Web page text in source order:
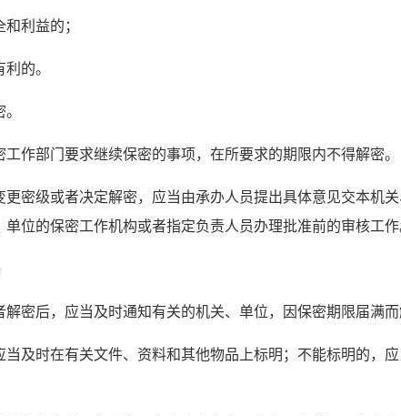
利益的；
的。
作部门要求继续保密的事项，在所要求的期限内不得解密。
密级或者决定解密，应当由承办人员提出具体意见交本机
位的保密工作机构或者指定负责人员办理批准前的审核工作
密后，应当及时通知有关的机关、单位，因保密期限届满而
当及时在有关文件、资料和其他物品上标明；不能标明的，